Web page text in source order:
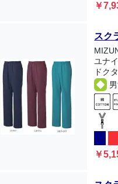
￥
スク
ユナ
ドク
￥